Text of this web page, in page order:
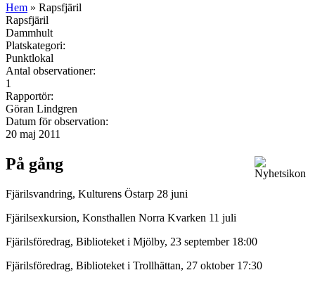
Hem » Rapsfjäril
Rapsfjäril
Dammhult
Platskategori:
Punktlokal
Antal observationer:
1
Rapportör:
Göran Lindgren
Datum för observation:
20 maj 2011
På gång
Fjärilsvandring, Kulturens Östarp 28 juni
Fjärilsexkursion, Konsthallen Norra Kvarken 11 juli
Fjärilsföredrag, Biblioteket i Mjölby, 23 september 18:00
Fjärilsföredrag, Biblioteket i Trollhättan, 27 oktober 17:30